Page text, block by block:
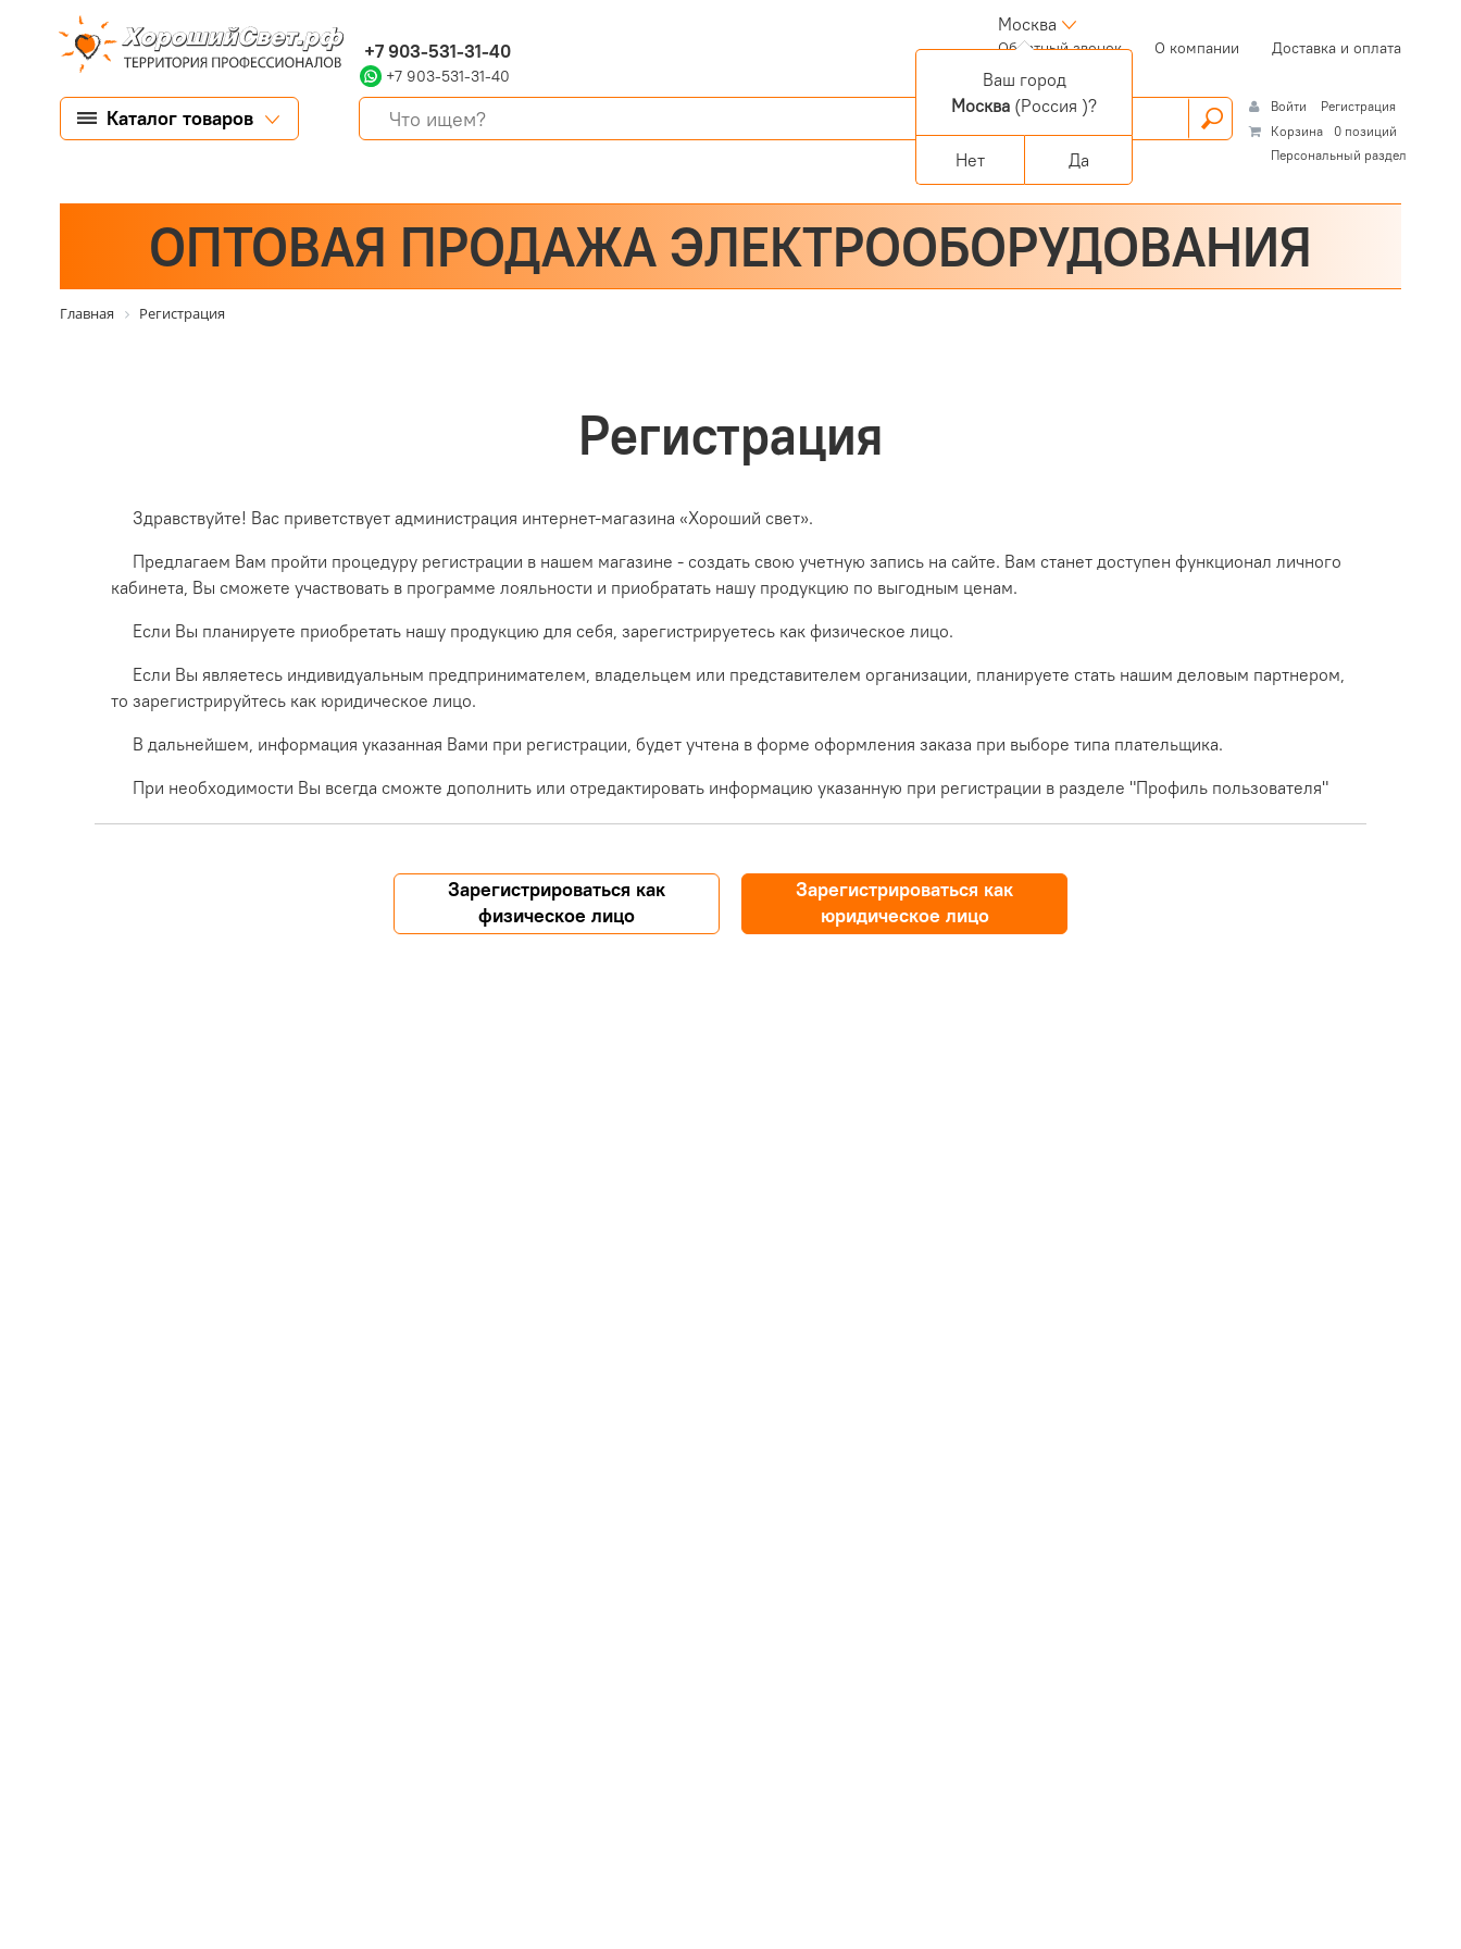
+7 903-531-31-40
+7 903-531-31-40
Москва
Обратный звонок(current)О компании Доставка и оплата
Каталог товаров Войти
Регистрация
Корзина
0 позиций
Персональный раздел
ОПТОВАЯ ПРОДАЖА ЭЛЕКТРООБОРУДОВАНИЯ
Главная Регистрация
Регистрация
Здравствуйте! Вас приветствует администрация интернет-магазина «Хороший свет».
Предлагаем Вам пройти процедуру регистрации в нашем магазине - создать свою учетную запись на сайте. Вам станет доступен функционал личного
кабинета, Вы сможете участвовать в программе лояльности и приобратать нашу продукцию по выгодным ценам.
Если Вы планируете приобретать нашу продукцию для себя, зарегистрируетесь как физическое лицо.
Если Вы являетесь индивидуальным предпринимателем, владельцем или представителем организации, планируете стать нашим деловым партнером,
то зарегистрируйтесь как юридическое лицо.
В дальнейшем, информация указанная Вами при регистрации, будет учтена в форме оформления заказа при выборе типа плательщика.
При необходимости Вы всегда сможте дополнить или отредактировать информацию указанную при регистрации в разделе "Профиль пользователя"
Зарегистрироваться как
физическое лицо
Зарегистрироваться как
юридическое лицо
Ваш город
Москва (Россия )?
Нет Да